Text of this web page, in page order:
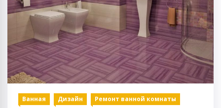
Ванная Дизайн
Ремонт ванной комнаты